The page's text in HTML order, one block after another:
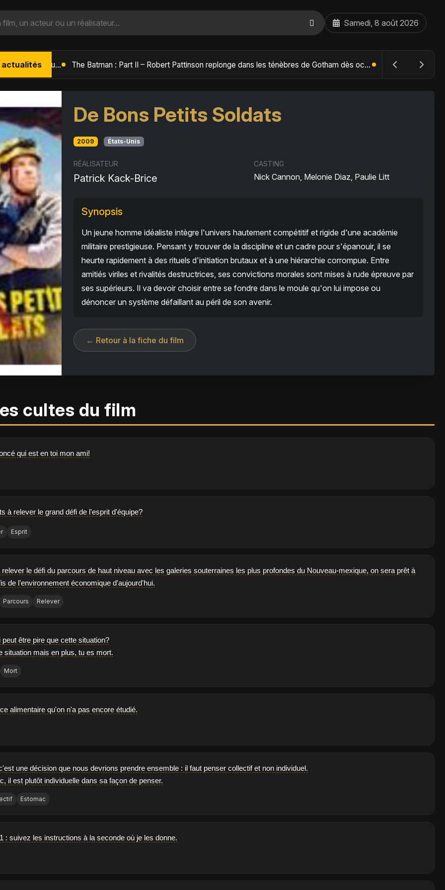
Samedi, 8 août 2026
actualités L'Âge de Glace : Le Réveil du Volcan – Manny, Sid et Diego de retour pour une aventure explosive The Batman : Part II – Robert Pattinson replonge dans les ténèbres de Gotham dès octobre 2027
De Bons Petits Soldats
2009 États-Unis
RÉALISATEUR
Patrick Kack-Brice
CASTING
Nick Cannon, Melonie Diaz, Paulie Litt
Synopsis
Un jeune homme idéaliste intègre l'univers hautement compétitif et rigide d'une académie
militaire prestigieuse. Pensant y trouver de la discipline et un cadre pour s'épanouir, il se
heurte rapidement à des rituels d'initiation brutaux et à une hiérarchie corrompue. Entre
amitiés viriles et rivalités destructrices, ses convictions morales sont mises à rude épreuve par
ses supérieurs. Il va devoir choisir entre se fondre dans le moule qu'on lui impose ou
dénoncer un système défaillant au péril de son avenir.
← Retour à la fiche du film
cultes du film
qui est en toi mon ami!
à relever le grand défi de l'esprit d'équipe?
Esprit
le défi du parcours de haut niveau avec les galeries souterraines les plus profondes du Nouveau-mexique, on sera prêt à
de l'environnement économique d'aujourd'hui.
Parcours Relever
être pire que cette situation?
situation mais en plus, tu es mort.
Mort
alimentaire qu'on n'a pas encore étudié.
une décision que nous devrions prendre ensemble : il faut penser collectif et non individuel.
il est plutôt individuelle dans sa façon de penser.
Estomac
: suivez les instructions à la seconde où je les donne.